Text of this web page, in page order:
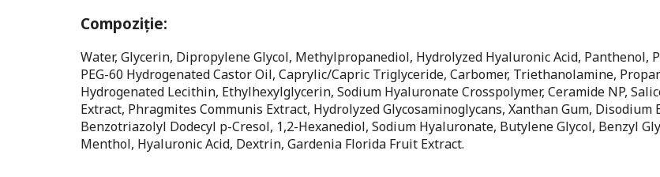
Compoziție:
Water, Glycerin, Dipropylene Glycol, Methylpropanediol, Hydrolyzed Hyaluronic Acid, Panthenol,
PEG-60 Hydrogenated Castor Oil, Caprylic/Capric Triglyceride, Carbomer, Triethanolamine,
Hydrogenated Lecithin, Ethylhexylglycerin, Sodium Hyaluronate Crosspolymer, Ceramide NP,
Extract, Phragmites Communis Extract, Hydrolyzed Glycosaminoglycans, Xanthan Gum, Disodium
Benzotriazolyl Dodecyl p-Cresol, 1,2-Hexanediol, Sodium Hyaluronate, Butylene Glycol, Benzyl
Menthol, Hyaluronic Acid, Dextrin, Gardenia Florida Fruit Extract.